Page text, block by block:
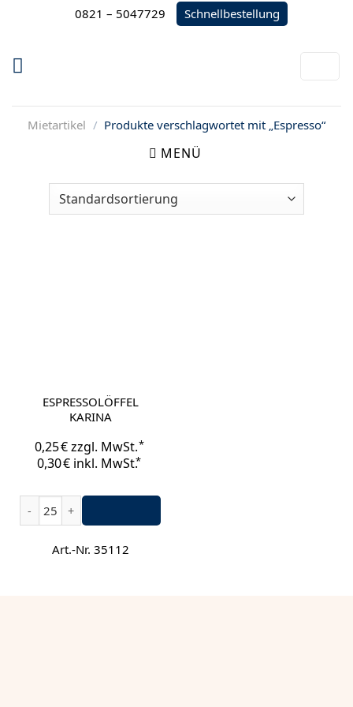
0821 – 5047729 Schnellbestellung
Mietartikel / Produkte verschlagwortet mit „Espresso“
MENÜ
ESPRESSOLÖFFEL
KARINA
0,25€zzgl. MwSt.*
0,30€ inkl. MwSt.*
Espressolöffel Karina Menge
Art.-Nr. 35112